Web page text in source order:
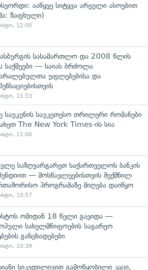
ააწყვე სიტყვა არეული ასოებით
ზაფხული)
12:00
სასამართლო და 2008 წლის
საქმეები — საიას ბრძოლა
უფლებებისა და
11:53
საუკუნის საუკეთესო თრილერი რომანები
The New York Times-ის სია
11:00
საზღვარგარეთ საქართველოს ბანკის
— მოსწავლეებისთვის შექმნილ
პროგრამაზე მიღება დაიწყო
10:57
ომიდან 18 წელი გავიდა —
სახელმწიფოების საგარეო
განცხადებები
10:39
სიკვდილივით გამოწყობილი კაცი,